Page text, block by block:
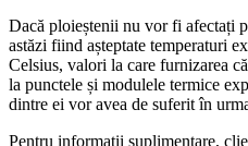
Dacă ploieștenii nu vor fi afectați
astăzi fiind așteptate temperaturi
Celsius, valori la care furnizarea
la punctele și modulele termice
dintre ei vor avea de suferit în
Pentru informaţii suplimentare,